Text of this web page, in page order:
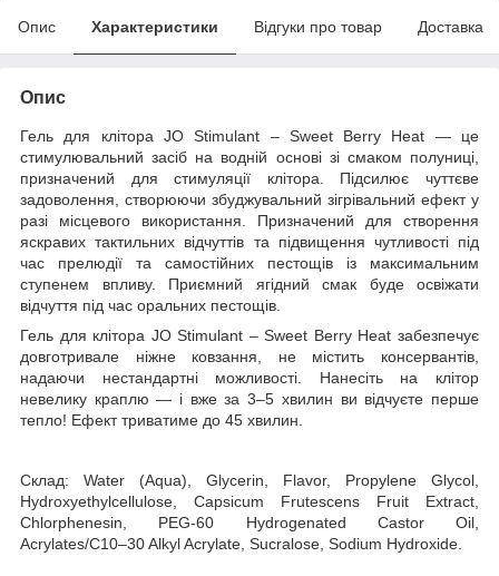
Опис Характеристики Відгуки про товар Доставка
Опис
Гель для клітора JO Stimulant – Sweet Berry Heat — це
стимулювальний засіб на водній основі зі смаком полуниці,
призначений для стимуляції клітора. Підсилює чуттєве
задоволення, створюючи збуджувальний зігрівальний ефект у
разі місцевого використання. Призначений для створення
яскравих тактильних відчуттів та підвищення чутливості під
час прелюдії та самостійних пестощів із максимальним
ступенем впливу. Приємний ягідний смак буде освіжати
відчуття під час оральних пестощів.
Гель для клітора JO Stimulant – Sweet Berry Heat забезпечує
довготривале ніжне ковзання, не містить консервантів,
надаючи нестандартні можливості. Нанесіть на клітор
невелику краплю — і вже за 3–5 хвилин ви відчуєте перше
тепло! Ефект триватиме до 45 хвилин.
Склад: Water (Aqua), Glycerin, Flavor, Propylene Glycol,
Hydroxyethylcellulose, Capsicum Frutescens Fruit Extract,
Chlorphenesin, PEG-60 Hydrogenated Castor Oil,
Acrylates/C10–30 Alkyl Acrylate, Sucralose, Sodium Hydroxide.